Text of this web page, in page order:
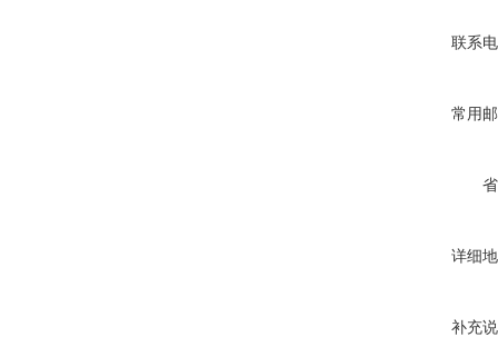
联系
常用
详细
补充